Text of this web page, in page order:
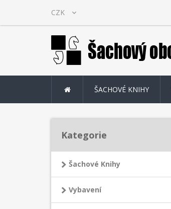
ŠACHOVÉ KNIHY
Kategorie
Šachové Knihy
Vybavení